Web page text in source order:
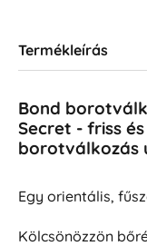
Termékleírás
Bond
Secret - friss
borotválkozás
Egy orientális,
Kölcsönözzön